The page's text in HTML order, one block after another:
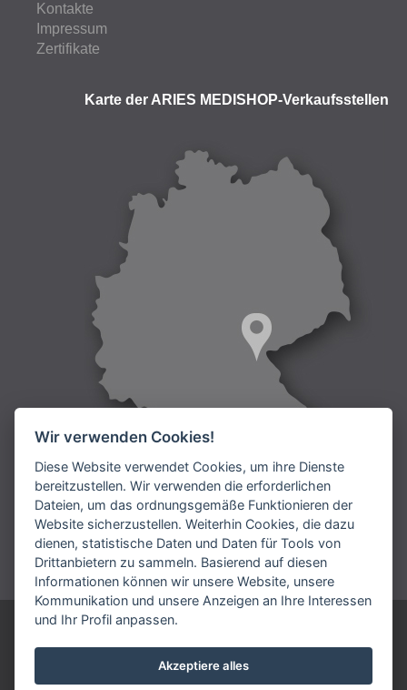
Kontakte
Impressum
Zertifikate
Karte der ARIES MEDISHOP-Verkaufsstellen
Lieferung:
Bezahlung:
ARIES DEUTSCHLAND GmbH
Telefonnummmer: +49 9231 7909 192
Wir verwenden Cookies!
Diese Website verwendet Cookies, um ihre Dienste
bereitzustellen. Wir verwenden die erforderlichen
Dateien, um das ordnungsgemäße Funktionieren der
Website sicherzustellen. Weiterhin Cookies, die dazu
dienen, statistische Daten und Daten für Tools von
Drittanbietern zu sammeln. Basierend auf diesen
Informationen können wir unsere Website, unsere
Kommunikation und unsere Anzeigen an Ihre Interessen
und Ihr Profil anpassen.
Akzeptiere alles